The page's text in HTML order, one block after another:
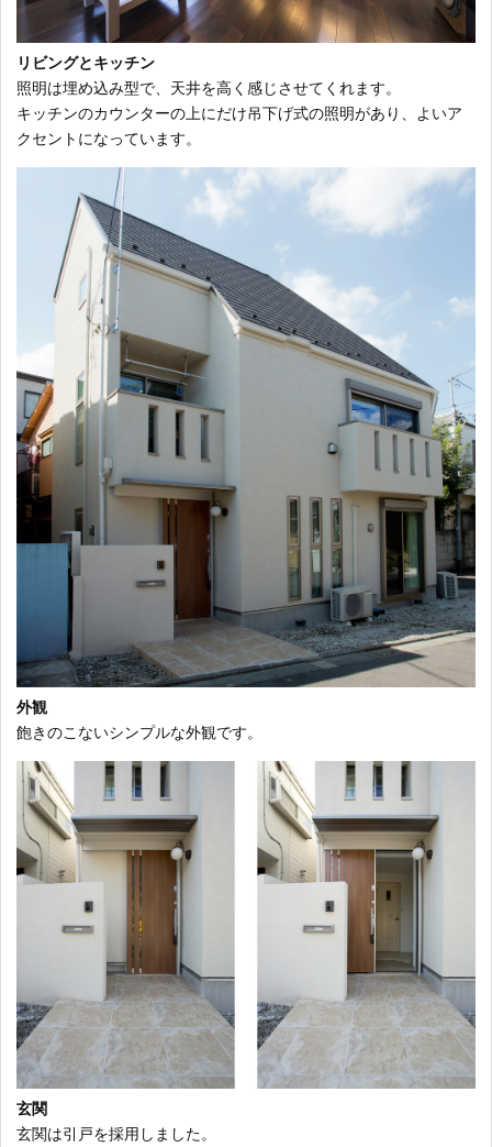
リビングとキッチン
照明は埋め込み型で、天井を高く感じさせてくれます。
キッチンのカウンターの上にだけ吊下げ式の照明があり、よいア
クセントになっています。
外観
飽きのこないシンプルな外観です。
玄関
玄関は引戸を採用しました。